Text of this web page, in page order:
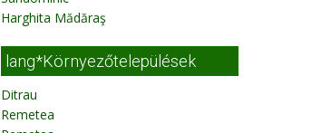
Harghita Mădăraş
lang*Környezőtelepülések
Ditrau
Remetea